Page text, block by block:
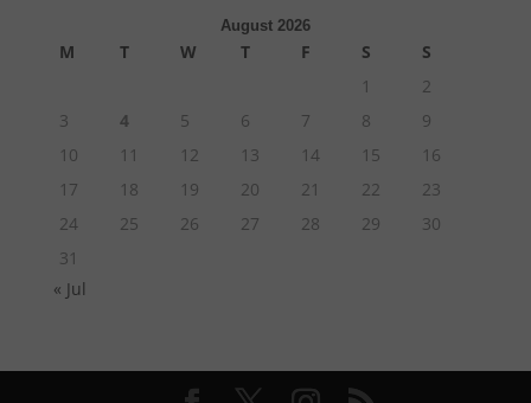
August 2026
M T W T F S
S
1
2
3
4 5 6 7 8
9
10
11 12 13 14 15
16
17
18 19 20 21 22
23
24
25 26 27 28 29
30
31
« Jul